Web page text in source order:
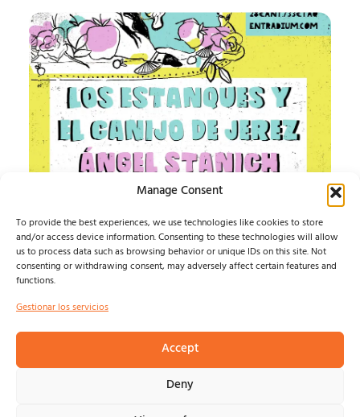
Manage Consent
To provide the best experiences, we use technologies like cookies to store
and/or access device information. Consenting to these technologies will allow
us to process data such as browsing behavior or unique IDs on this site. Not
consenting or withdrawing consent, may adversely affect certain features and
functions.
Gestionar los servicios
Accept
Deny
IMPOSIBLE SOUND
ESTE AGOSTO, LA MÚSICA INDEPENDIENTE TIENE UN
HOGAR: ALMAGRO...
Isma Defern
© NOSOLOINDE 2025 |POLÍTICA DE PRIVACIDAD Y